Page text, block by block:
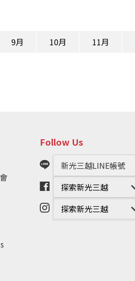
9月 10月 11月
Follow Us
新光三越LINE帳號